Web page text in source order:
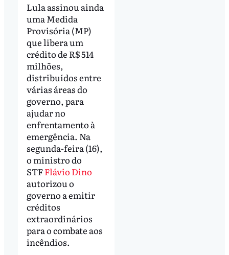
Lula assinou ainda
uma Medida
Provisória (MP)
que libera um
crédito de R$ 514
milhões,
distribuídos entre
várias áreas do
governo, para
ajudar no
enfrentamento à
emergência. Na
segunda-feira (16),
o ministro do
STFFlávio Dino
autorizou o
governo a emitir
créditos
extraordinários
para o combate aos
incêndios.